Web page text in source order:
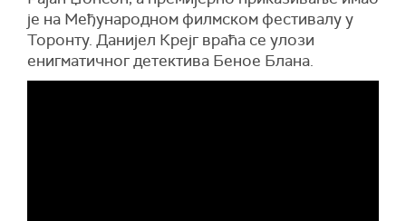
је на Међународном филмском фестивалу у
Торонту. Данијел Крејг враћа се улози
енигматичног детектива Беное Блана.